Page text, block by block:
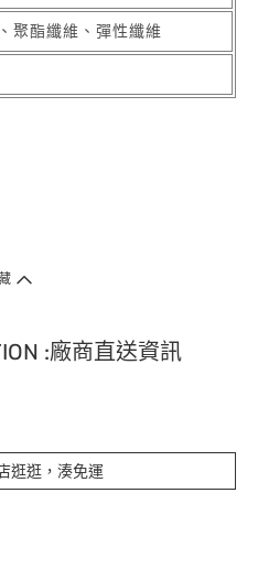
聚酯纖維、彈性纖維
:廠商直送資訊
逛逛，湊免運